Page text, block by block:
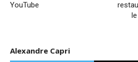
YouTube
Alexandre Capri